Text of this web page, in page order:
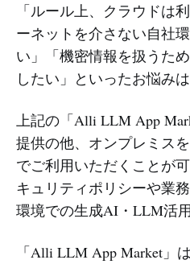
「ルール上、クラウドは
ーネットを介さない自社
い」「機密情報を扱うた
したい」といったお悩み
上記の「Alli LLM App
提供の他、オンプレミス
でご利用いただくことが
キュリティポリシーや業
環境での生成AI・LLM活
「Alli LLM App Market」